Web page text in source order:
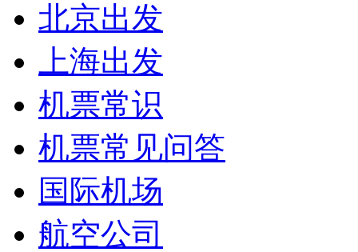
北京出发
上海出发
机票常识
机票常见问答
国际机场
航空公司